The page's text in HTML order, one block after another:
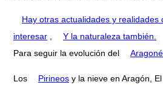
Hay otras actualidades y realidades
interesar ,
Y la naturaleza también.
Para seguir la evolución del
Los Pirineos y la nieve en Aragón, El